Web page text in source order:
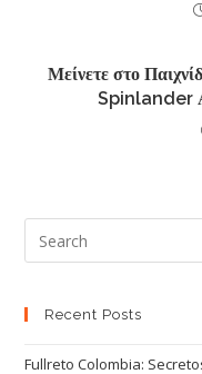
Μείνετε στο
Spinlander
Recent Posts
Fullreto Colombia: